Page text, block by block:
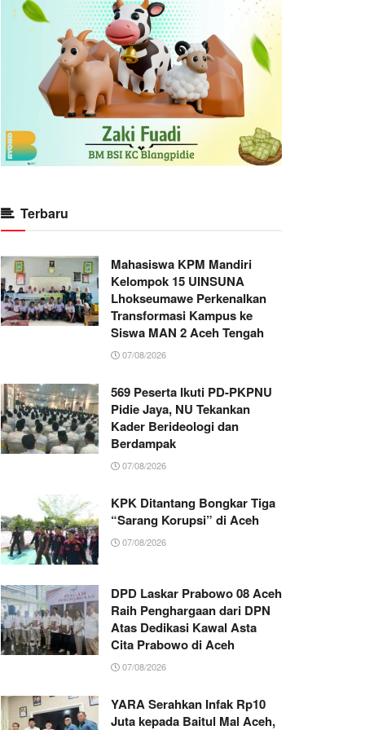
Terbaru
Mahasiswa KPM Mandiri
Kelompok 15 UINSUNA
Lhokseumawe Perkenalkan
Transformasi Kampus ke
Siswa MAN 2 Aceh Tengah
07/08/2026
569 Peserta Ikuti PD-PKPNU
Pidie Jaya, NU Tekankan
Kader Berideologi dan
Berdampak
07/08/2026
KPK Ditantang Bongkar Tiga
“Sarang Korupsi” di Aceh
07/08/2026
DPD Laskar Prabowo 08 Aceh
Raih Penghargaan dari DPN
Atas Dedikasi Kawal Asta
Cita Prabowo di Aceh
07/08/2026
YARA Serahkan Infak Rp10
Juta kepada Baitul Mal Aceh,